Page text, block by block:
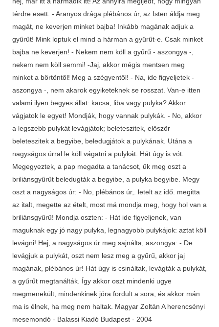
térdre esett: - Aranyos drága plébános úr, az Isten áldja meg
magát, ne keverjen minket bajba! Inkább magának adjuk a
gyűrűt! Mink loptuk el mind a hárman a gyűrűt-e. Csak minket
bajba ne keverjen! - Nekem nem köll a gyűrű - aszongya -,
nekem nem köll semmi! -Jaj, akkor mégis mentsen meg
minket a börtöntől! Meg a szégyentől! - Na, ide figyeljetek -
aszongya -, nem akarok egyiketeknek se rosszat. Van-e itten
valami ilyen begyes állat: kacsa, liba vagy pulyka? Akkor
vágjatok le egyet! Mondják, hogy vannak pulykák. - No, akkor
a legszebb pulykát levágjátok; beleteszitek, először
beleteszitek a begyibe, beledugjátok a pulykának. Utána a
nagyságos úrral le köll vágatni a pulykát. Hát úgy is vót.
Megegyeztek, a pap megadta a tanácsot, űk meg oszt a
briliánsgyűrűt beledugták a begyibe, a pulyka begyibe. Megy
oszt a nagyságos úr: - No, plébános úr,. letelt az idő. megitta
az italt, megette az ételt, most má mondja meg, hogy hol van a
briliánsgyűrű! Mondja oszten: - Hát ide figyeljenek, van
maguknak egy jó nagy pulyka, legnagyobb pulykájok: aztat köll
levágni! Hej, a nagyságos úr meg sajnálta, aszongya: - De
levágjuk a pulykát, oszt nem lesz meg a gyűrű, akkor jaj
magának, plébános úr! Hát úgy is csináltak, levágták a pulykát,
a gyűrűt megtanálták. Így akkor oszt mindenki ugye
megmenekült, mindenkinek jóra fordult a sora, és akkor mán
ma is élnek, ha meg nem haltak. Magyar Zoltán A herencsényi
mesemondó - Balassi Kiadó Budapest - 2004